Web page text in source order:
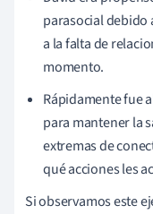
parasocial debido
a la falta de
momento.
Rápidamente fue
para mantener la
extremas de
qué acciones les
Si observamos este